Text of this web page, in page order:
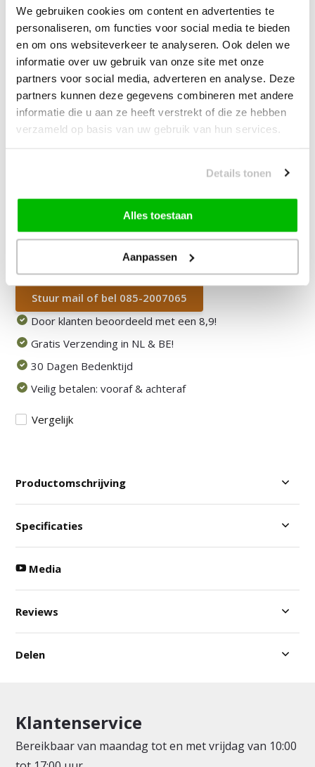
We gebruiken cookies om content en advertenties te
personaliseren, om functies voor social media te bieden
en om ons websiteverkeer te analyseren. Ook delen we
informatie over uw gebruik van onze site met onze
partners voor social media, adverteren en analyse. Deze
partners kunnen deze gegevens combineren met andere
informatie die u aan ze heeft verstrekt of die ze hebben
verzameld op basis van uw gebruik van hun services.
Details tonen
Alles toestaan
Aanpassen
James Vloerkleed Schoonmaakset
| Complete Reinigingsset voor
Tapijt
vanaf —10% korting
Vink producten om toe te voegen
Heb je een vraag over dit product?
Onze medewerker helpt je graag het juiste product te
vinden.
Stuur mail of bel 085-2007065
Door klanten beoordeeld met een 8,9!
Gratis Verzending in NL & BE!
30 Dagen Bedenktijd
Veilig betalen: vooraf & achteraf
Vergelijk
Productomschrijving
Specificaties
Media
Reviews
Delen
Klantenservice
Bereikbaar van maandag tot en met vrijdag van 10:00